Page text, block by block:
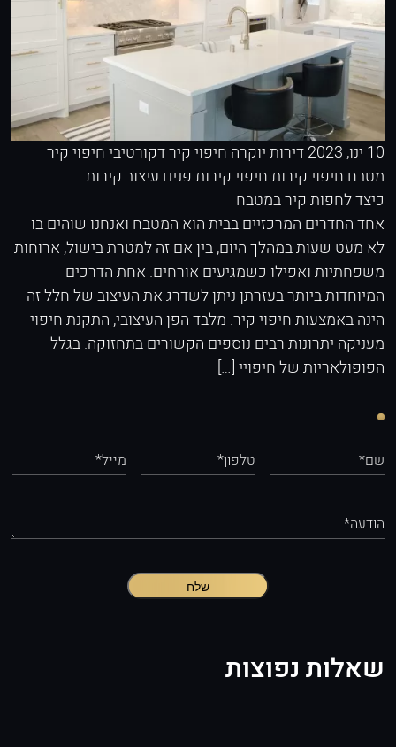
10 ינו, 2023 דירות יוקרה חיפוי קיר דקורטיביחיפוי קיר
מטבח חיפוי קירותחיפוי קירות פנים עיצוב קירות
כיצד לחפות קיר במטבח
אחד החדרים המרכזיים בבית הוא המטבח ואנחנו שוהים בו
לא מעט שעות במהלך היום, בין אם זה למטרת בישול, ארוחות
משפחתיות ואפילו כשמגיעים אורחים. אחת הדרכים
המיוחדות ביותר בעזרתן ניתן לשדרג את העיצוב של חלל זה
הינה באמצעות חיפוי קיר. מלבד הפן העיצובי, התקנת חיפוי
מעניקה יתרונות רבים נוספים הקשורים בתחזוקה. בגלל
הפופולאריות של חיפויי […]
שם* טלפון* מייל*
הודעה*
שלח
שאלות נפוצות